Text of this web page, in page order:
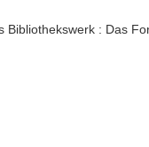
: Das